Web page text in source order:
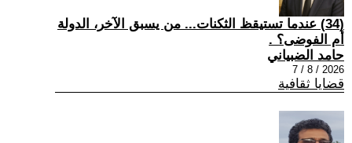
(34) عندما تستيقظ الثكنات... من يسبق الآخر، الدولة
أم الفوضى؟ .
حامد الضبياني
2026 / 8 / 7
قضايا ثقافية